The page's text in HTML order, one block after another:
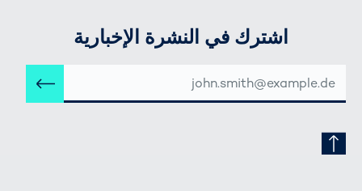
اشترك في النشرة الإخبارية
البريد
الإلكتروني